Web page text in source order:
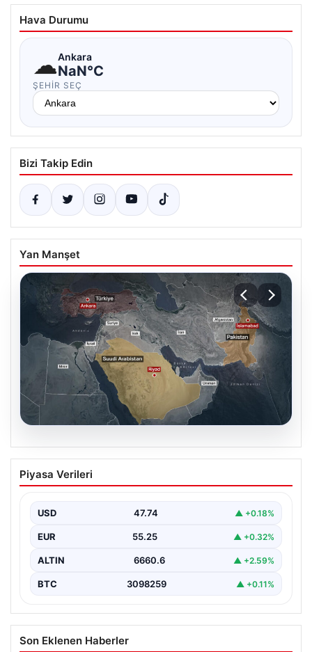
Hava Durumu
☁Ankara
NaN°C
ŞEHIR SEÇ
Bizi Takip Edin
Yan Manşet
07.08.2026
Mekke Ortak Savunma Anlaşması ne
anlama geliyor? Türkiye, Suudi
ayrıntılar ortaya çıktı
Piyasa Verileri
USD 47.74 ▲ +0.18%
EUR 55.25 ▲ +0.32%
ALTIN 6660.6 ▲ +2.59%
BTC 3098259 ▲ +0.11%
Son Eklenen Haberler